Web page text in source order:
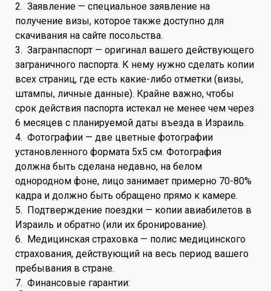
2. Заявление — специальное заявление на
получение визы, которое также доступно для
скачивания на сайте посольства.
3. Загранпаспорт — оригинал вашего действующего
заграничного паспорта. К нему нужно сделать копии
всех страниц, где есть какие-либо отметки (визы,
штампы, личные данные). Крайне важно, чтобы
срок действия паспорта истекал не менее чем через
6 месяцев с планируемой даты въезда в Израиль.
4. Фотографии — две цветные фотографии
установленного формата 5x5 см. Фотография
должна быть сделана недавно, на белом
однородном фоне, лицо занимает примерно 70-80%
кадра и должно быть обращено прямо к камере.
5. Подтверждение поездки — копии авиабилетов в
Израиль и обратно (или их бронирование).
6. Медицинская страховка — полис медицинского
страхования, действующий на весь период вашего
пребывания в стране.
7. Финансовые гарантии: